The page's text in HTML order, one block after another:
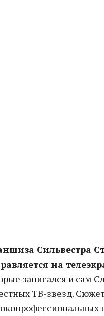
Сильвестра
на
записался и сам
ТВ-звезд.